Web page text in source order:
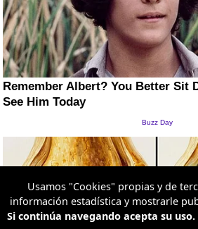
Usamos "Cookies" propias y de
información estadística y mostrarle
Si continúa navegando acepta su uso.